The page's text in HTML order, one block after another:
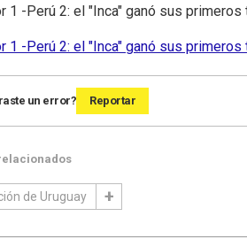
1 -Perú 2: el "Inca" ganó sus
1 -Perú 2: el "Inca" ganó sus
un error? Reportar
de Uruguay